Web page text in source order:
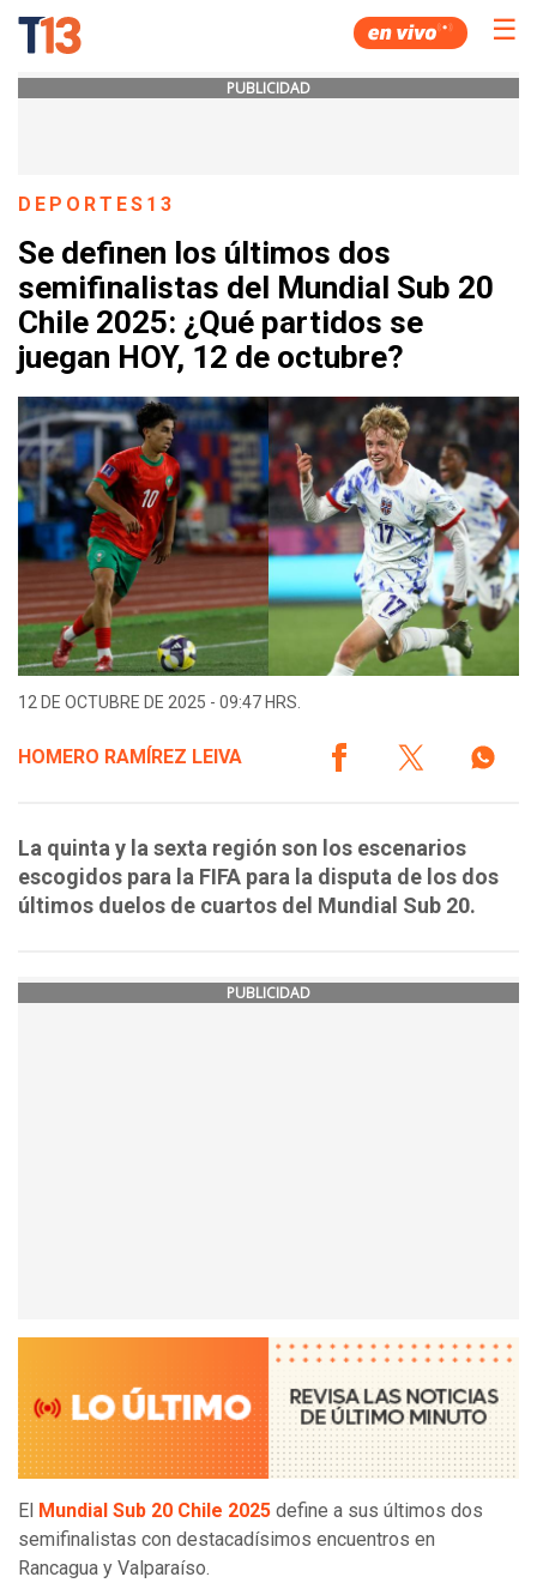
☰
PUBLICIDAD
DEPORTES13
Se definen los últimos dos
semifinalistas del Mundial Sub 20
Chile 2025: ¿Qué partidos se
juegan HOY, 12 de octubre?
12 DE OCTUBRE DE 2025 - 09:47 HRS.
HOMERO RAMÍREZ LEIVA
La quinta y la sexta región son los escenarios
escogidos para la FIFA para la disputa de los dos
últimos duelos de cuartos del Mundial Sub 20.
PUBLICIDAD
El Mundial Sub 20 Chile 2025 define a sus últimos dos
semifinalistas con destacadísimos encuentros en
Rancagua y Valparaíso.